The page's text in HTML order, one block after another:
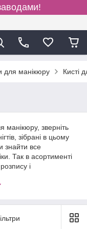
для манікюру Кисті
манікюру, зверніть
зібрані в цьому
знайти все
Так в асортименті
і
Пропонуємо уважно
і індивідуальним